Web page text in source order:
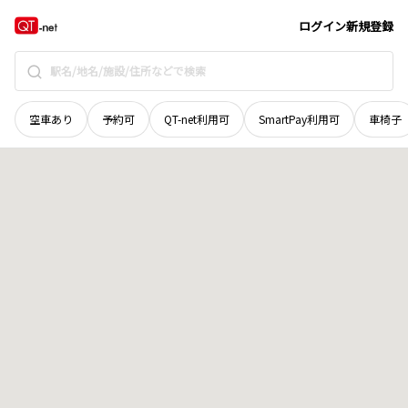
ログイン新規登録
空車あり 予約可 QT-net利用可 SmartPay利用可 車椅子
栃木県